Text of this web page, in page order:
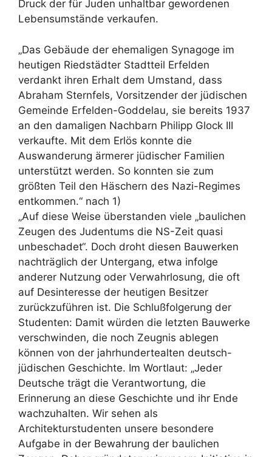
Druck der für Juden unhaltbar gewordenen
Lebensumstände verkaufen.
„Das Gebäude der ehemaligen Synagoge im
heutigen Riedstädter Stadtteil Erfelden
verdankt ihren Erhalt dem Umstand, dass
Abraham Sternfels, Vorsitzender der jüdischen
Gemeinde Erfelden-Goddelau, sie bereits 1937
an den damaligen Nachbarn Philipp Glock III
verkaufte. Mit dem Erlös konnte die
Auswanderung ärmerer jüdischer Familien
unterstützt werden. So konnten sie zum
größten Teil den Häschern des Nazi-Regimes
entkommen.“ nach 1)
„Auf diese Weise überstanden viele „baulichen
Zeugen des Judentums die NS-Zeit quasi
unbeschadet“. Doch droht diesen Bauwerken
nachträglich der Untergang, etwa infolge
anderer Nutzung oder Verwahrlosung, die oft
auf Desinteresse der heutigen Besitzer
zurückzuführen ist. Die Schlußfolgerung der
Studenten: Damit würden die letzten Bauwerke
verschwinden, die noch Zeugnis ablegen
können von der jahrhundertealten deutsch-
jüdischen Geschichte. Im Wortlaut: „Jeder
Deutsche trägt die Verantwortung, die
Erinnerung an diese Geschichte und ihr Ende
wachzuhalten. Wir sehen als
Architekturstudenten unsere besondere
Aufgabe in der Bewahrung der baulichen